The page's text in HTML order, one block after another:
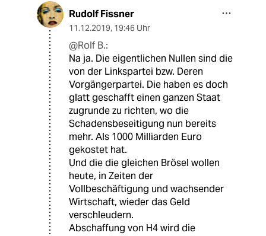
Rudolf Fissner
11.12.2019, 19:46 Uhr
@Rolf B.:
Na ja. Die eigentlichen Nullen sind die
von der Linkspartei bzw. Deren
Vorgängerpartei. Die haben es doch
glatt geschafft einen ganzen Staat
zugrunde zu richten, wo die
Schadensbeseitigung nun bereits
mehr. Als 1000 Milliarden Euro
gekostet hat.
Und die die gleichen Brösel wollen
heute, in Zeiten der
Vollbeschäftigung und wachsender
Wirtschaft, wieder das Geld
verschleudern.
Abschaffung von H4 wird die